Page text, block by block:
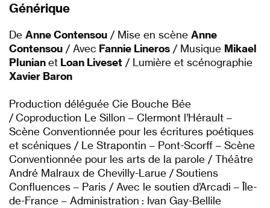
Générique
De Anne Contensou / Mise en scène Anne
Contensou / Avec Fannie Lineros / Musique Mikael
Plunianet Loan Liveset / Lumière et scénographie
Xavier Baron
Production déléguée Cie Bouche Bée
/ Coproduction Le Sillon – Clermont l’Hérault –
Scène Conventionnée pour les écritures poétiques
et scéniques / Le Strapontin – Pont-Scorff – Scène
Conventionnée pour les arts de la parole / Théâtre
André Malraux de Chevilly-Larue / Soutiens
Confluences – Paris / Avec le soutien d’Arcadi – Île-
de-France – Administration : Ivan Gay-Bellile